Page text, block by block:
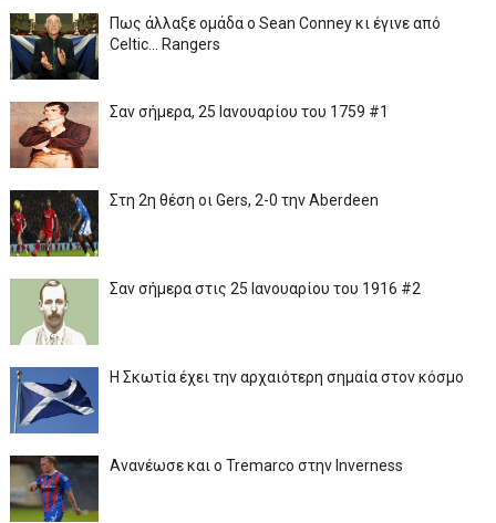
Πως άλλαξε ομάδα ο Sean Conney κι έγινε από
Celtic... Rangers
Σαν σήμερα, 25 Ιανουαρίου του 1759 #1
Στη 2η θέση οι Gers, 2-0 την Aberdeen
Σαν σήμερα στις 25 Ιανουαρίου του 1916 #2
Η Σκωτία έχει την αρχαιότερη σημαία στον κόσμο
Ανανέωσε και ο Tremarco στην Inverness